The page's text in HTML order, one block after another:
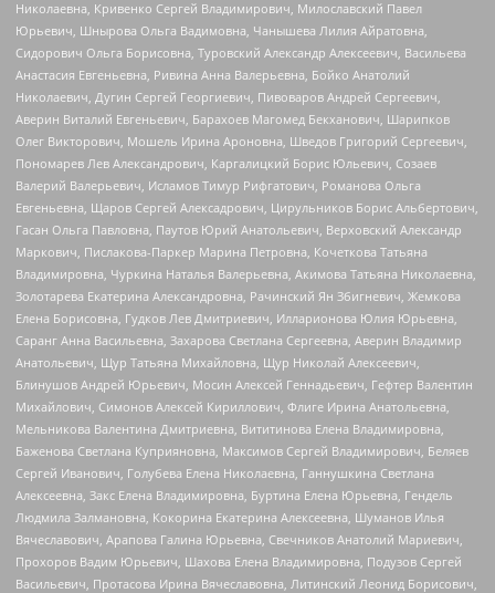
Николаевна, Кривенко Сергей Владимирович, Милославский Павел
Юрьевич, Шнырова Ольга Вадимовна, Чанышева Лилия Айратовна,
Сидорович Ольга Борисовна, Туровский Александр Алексеевич, Васильева
Анастасия Евгеньевна, Ривина Анна Валерьевна, Бойко Анатолий
Николаевич, Дугин Сергей Георгиевич, Пивоваров Андрей Сергеевич,
Аверин Виталий Евгеньевич, Барахоев Магомед Бекханович, Шарипков
Олег Викторович, Мошель Ирина Ароновна, Шведов Григорий Сергеевич,
Пономарев Лев Александрович, Каргалицкий Борис Юльевич, Созаев
Валерий Валерьевич, Исламов Тимур Рифгатович, Романова Ольга
Евгеньевна, Щаров Сергей Алексадрович, Цирульников Борис Альбертович,
Гасан Ольга Павловна, Паутов Юрий Анатольевич, Верховский Александр
Маркович, Пислакова-Паркер Марина Петровна, Кочеткова Татьяна
Владимировна, Чуркина Наталья Валерьевна, Акимова Татьяна Николаевна,
Золотарева Екатерина Александровна, Рачинский Ян Збигневич, Жемкова
Елена Борисовна, Гудков Лев Дмитриевич, Илларионова Юлия Юрьевна,
Саранг Анна Васильевна, Захарова Светлана Сергеевна, Аверин Владимир
Анатольевич, Щур Татьяна Михайловна, Щур Николай Алексеевич,
Блинушов Андрей Юрьевич, Мосин Алексей Геннадьевич, Гефтер Валентин
Михайлович, Симонов Алексей Кириллович, Флиге Ирина Анатольевна,
Мельникова Валентина Дмитриевна, Вититинова Елена Владимировна,
Баженова Светлана Куприяновна, Максимов Сергей Владимирович, Беляев
Сергей Иванович, Голубева Елена Николаевна, Ганнушкина Светлана
Алексеевна, Закс Елена Владимировна, Буртина Елена Юрьевна, Гендель
Людмила Залмановна, Кокорина Екатерина Алексеевна, Шуманов Илья
Вячеславович, Арапова Галина Юрьевна, Свечников Анатолий Мариевич,
Прохоров Вадим Юрьевич, Шахова Елена Владимировна, Подузов Сергей
Васильевич, Протасова Ирина Вячеславовна, Литинский Леонид Борисович,